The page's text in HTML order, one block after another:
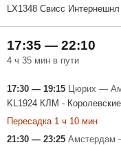
LX1348 Свисс
17:35 — 22:10
4 ч 35 мин в пути
17:30 — 19:15 Цюрих —
KL1924 КЛМ -
Пересадка 1 ч 10 мин
21:30 — 23:25 Амстердам